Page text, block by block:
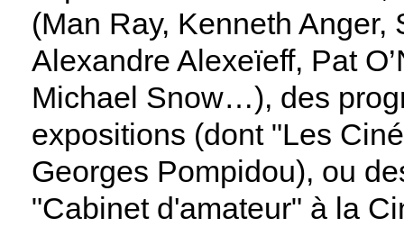
(Man Ray, Kenneth
Alexandre Alexeïeff, Pat
Michael Snow…), des
expositions (dont "Les
Georges Pompidou), ou
"Cabinet d'amateur" à la